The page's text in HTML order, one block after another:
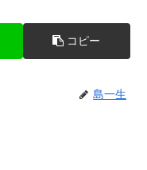
コピー
島一生